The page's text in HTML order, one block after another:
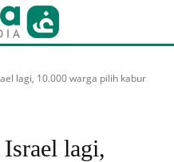
lagi, 10.000 warga pilih kabur
Israel lagi,